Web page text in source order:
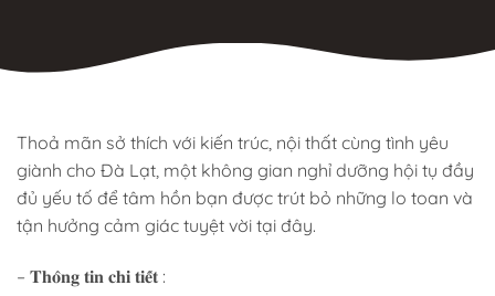
Thoả mãn sở thích với kiến trúc, nội thất cùng tình yêu
giành cho Đà Lạt, một không gian nghỉ dưỡng hội tụ đầy
đủ yếu tố để tâm hồn bạn được trút bỏ những lo toan và
tận hưởng cảm giác tuyệt vời tại đây.
– 𝐓𝐡𝐨̂𝐧𝐠 𝐭𝐢𝐧 𝐜𝐡𝐢 𝐭𝐢𝐞̂́𝐭 :